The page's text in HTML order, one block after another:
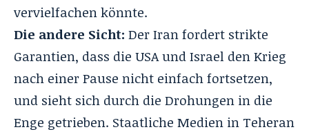
vervielfachen könnte.
Die andere Sicht: Der Iran fordert strikte
Garantien, dass die USA und Israel den Krieg
nach einer Pause nicht einfach fortsetzen,
und sieht sich durch die Drohungen in die
Enge getrieben. Staatliche Medien in Teheran